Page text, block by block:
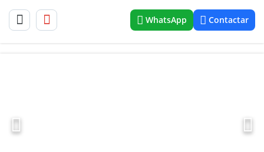
WhatsApp Contactar